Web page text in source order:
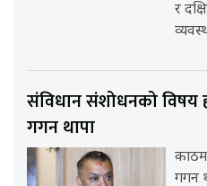
र
संविधान संशोधनको
गगन थापा
गगन